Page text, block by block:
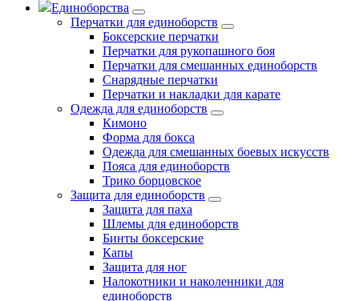
Единоборства
Перчатки для единоборств
Боксерские перчатки
Перчатки для рукопашного боя
Перчатки для смешанных единоборств
Снарядные перчатки
Перчатки и накладки для карате
Одежда для единоборств
Кимоно
Форма для бокса
Одежда для смешанных боевых искусств
Пояса для единоборств
Трико борцовское
Защита для единоборств
Защита для паха
Шлемы для единоборств
Бинты боксерские
Капы
Защита для ног
Налокотники и наколенники для
единоборств